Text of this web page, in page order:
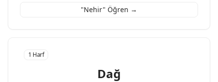
"Nehir" Öğren →
1 Harf
Dağ